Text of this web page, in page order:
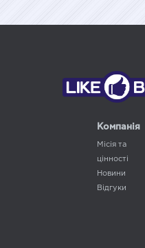
Компанія
Місія та
цінності
Новини
Відгуки